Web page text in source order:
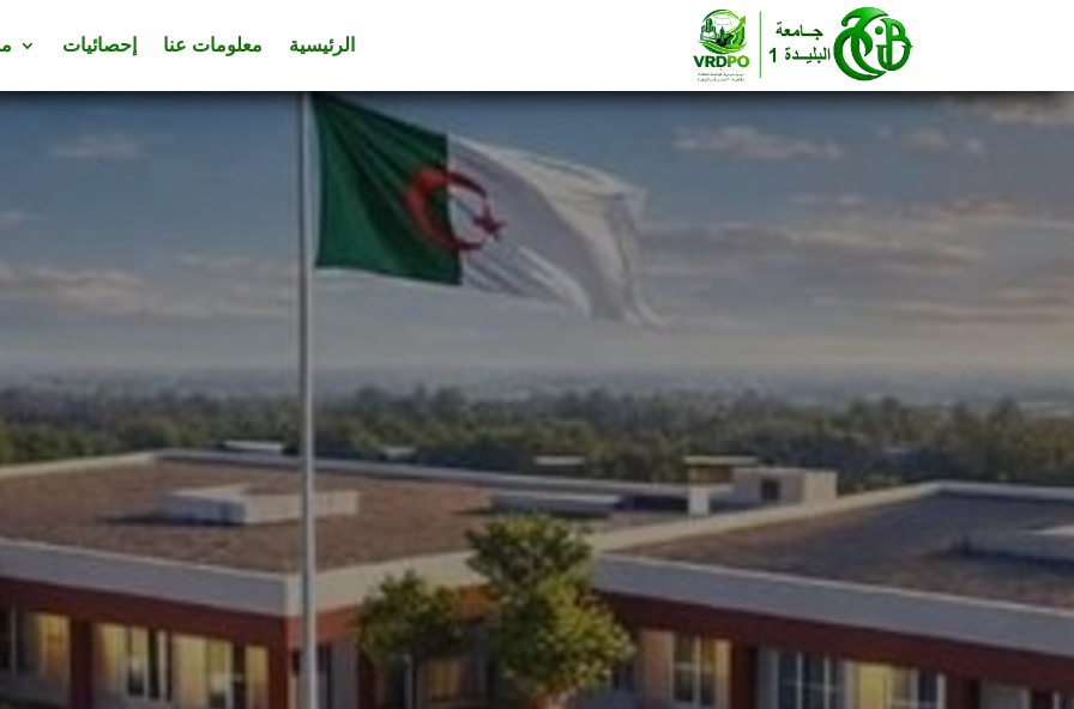
الرئيسية معلومات عنا إحصائيات